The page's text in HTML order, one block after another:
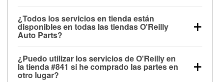
¿Todos los servicios en tienda están
disponibles en todas las tiendas O'Reilly
Auto Parts?
las pruebas de batería, pruebas de alternador y
motor de arranque, revisión de la luz “Check Engine”
¿Puedo utilizar los servicios de O'Reilly en
la tienda #841 si he comprado las partes en
otro lugar?